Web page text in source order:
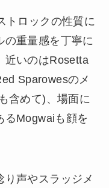
ロックの性質に
の重量感を丁寧に
近いのはRosetta
Sparowesのメ
含めて)、場面に
るMogwaiも顔を
声やスラッジメ